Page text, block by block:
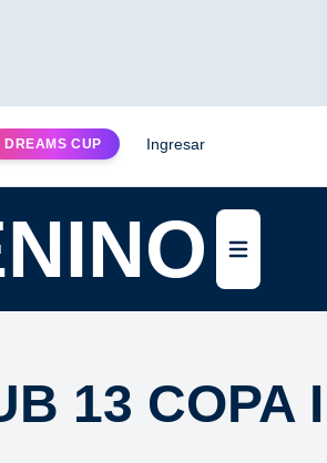
DREAMS CUP Ingresar
Abrir
13 COPA